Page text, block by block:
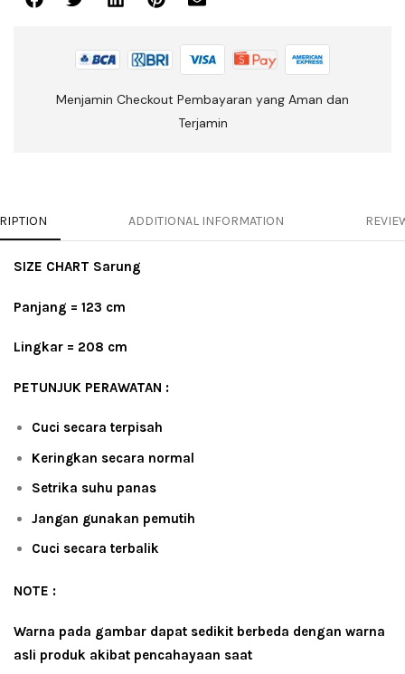
Menjamin Checkout Pembayaran yang Aman dan
Terjamin
ADDITIONAL INFORMATION
SIZE CHART Sarung
Panjang = 123 cm
Lingkar = 208 cm
PETUNJUK PERAWATAN :
Cuci secara terpisah
Keringkan secara normal
Setrika suhu panas
Jangan gunakan pemutih
Cuci secara terbalik
NOTE :
Warna pada gambar dapat sedikit berbeda dengan warna
asli produk akibat pencahayaan saat